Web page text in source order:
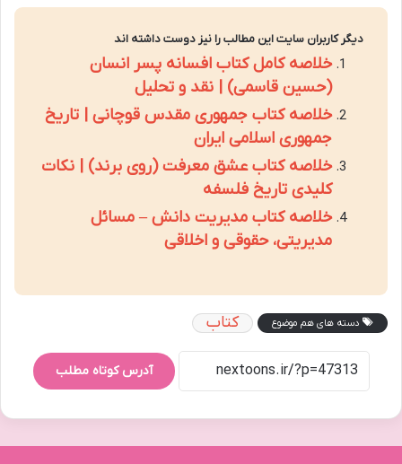
دیگر کاربران سایت این مطالب را نیز دوست داشته اند
خلاصه کامل کتاب افسانه پسر انسان
(حسین قاسمی) | نقد و تحلیل
خلاصه کتاب جمهوری مقدس قوچانی | تاریخ
جمهوری اسلامی ایران
خلاصه کتاب عشق معرفت (روی برند) | نکات
کلیدی تاریخ فلسفه
خلاصه کتاب مدیریت دانش – مسائل
مدیریتی، حقوقی و اخلاقی
دسته های هم موضوع کتاب
آدرس کوتاه مطلب